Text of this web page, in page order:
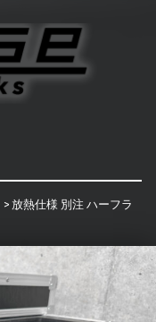
> 放熱仕様 別注 ハーフラ